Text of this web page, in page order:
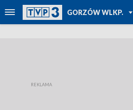
GORZÓW WLKP.
TVP REGIONY